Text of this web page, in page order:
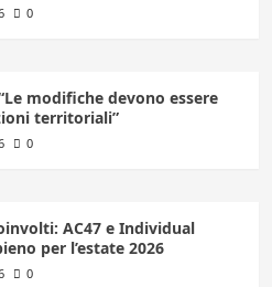
0
modifiche devono essere
territoriali”
0
AC47 e Individual
per l’estate 2026
0